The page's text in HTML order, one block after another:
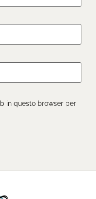
in questo browser per